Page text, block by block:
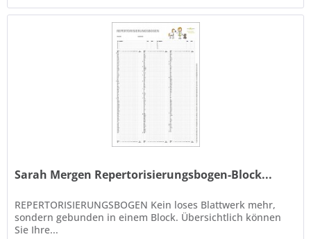
Sarah Mergen Repertorisierungsbogen-Block...
REPERTORISIERUNGSBOGEN Kein loses Blattwerk mehr,
sondern gebunden in einem Block. Übersichtlich können
Sie Ihre...